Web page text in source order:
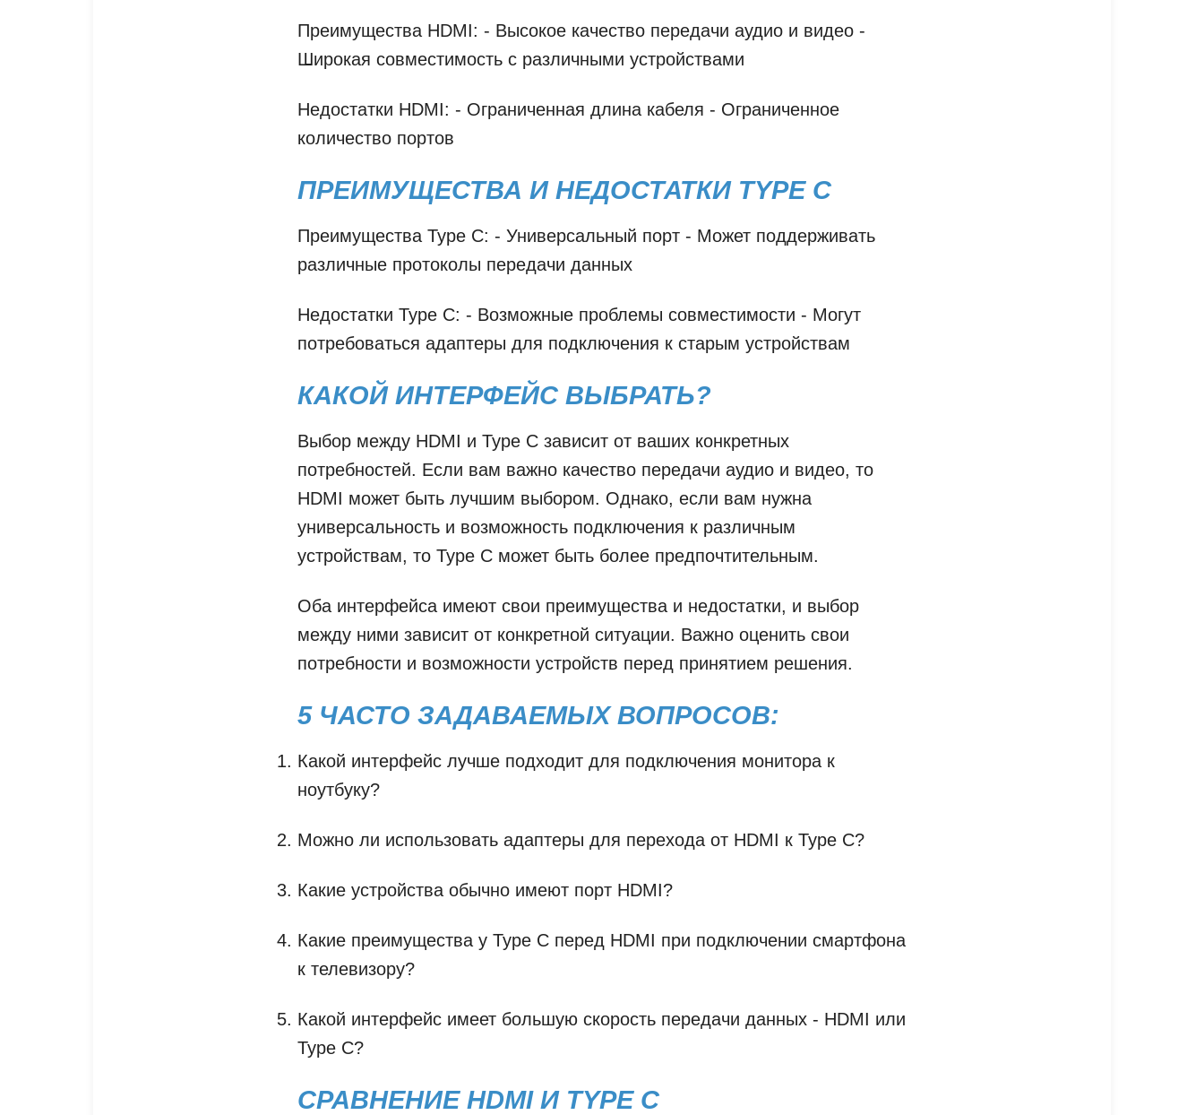
Преимущества HDMI: - Высокое качество передачи аудио и видео -
Широкая совместимость с различными устройствами
Недостатки HDMI: - Ограниченная длина кабеля - Ограниченное
количество портов
ПРЕИМУЩЕСТВА И НЕДОСТАТКИ TYPE C
Преимущества Type C: - Универсальный порт - Может поддерживать
различные протоколы передачи данных
Недостатки Type C: - Возможные проблемы совместимости - Могут
потребоваться адаптеры для подключения к старым устройствам
КАКОЙ ИНТЕРФЕЙС ВЫБРАТЬ?
Выбор между HDMI и Type C зависит от ваших конкретных
потребностей. Если вам важно качество передачи аудио и видео, то
HDMI может быть лучшим выбором. Однако, если вам нужна
универсальность и возможность подключения к различным
устройствам, то Type C может быть более предпочтительным.
Оба интерфейса имеют свои преимущества и недостатки, и выбор
между ними зависит от конкретной ситуации. Важно оценить свои
потребности и возможности устройств перед принятием решения.
5 ЧАСТО ЗАДАВАЕМЫХ ВОПРОСОВ:
Какой интерфейс лучше подходит для подключения монитора к
ноутбуку?
Можно ли использовать адаптеры для перехода от HDMI к Type C?
Какие устройства обычно имеют порт HDMI?
Какие преимущества у Type C перед HDMI при подключении смартфона
к телевизору?
Какой интерфейс имеет большую скорость передачи данных - HDMI или
Type C?
СРАВНЕНИЕ HDMI И TYPE C